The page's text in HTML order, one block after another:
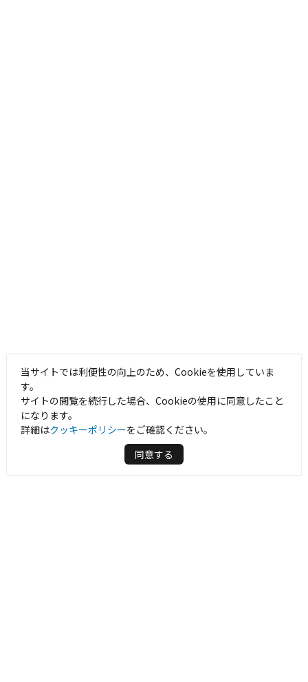
当サイトでは利便性の向上のため、Cookieを使用していま
す。
サイトの閲覧を続行した場合、Cookieの使用に同意したこと
になります。
詳細はクッキーポリシーをご確認ください。
同意する